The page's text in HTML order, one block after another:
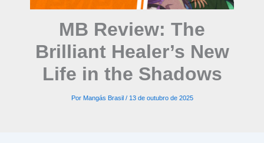
MB Review: The
Brilliant Healer’s New
Life in the Shadows
Por Mangás Brasil / 13 de outubro de 2025